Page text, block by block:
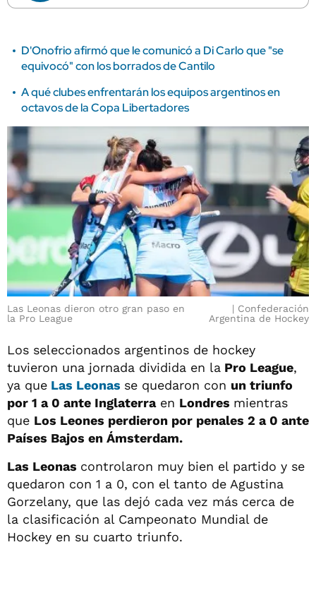
D'Onofrio afirmó que le comunicó a Di Carlo que "se
equivocó" con los borrados de Cantilo
A qué clubes enfrentarán los equipos argentinos en
octavos de la Copa Libertadores
Las Leonas dieron otro gran paso en
la Pro League
Confederación
Argentina de Hockey
Los seleccionados argentinos de hockey
tuvieron una jornada dividida en la Pro League,
ya que Las Leonas se quedaron con un triunfo
por 1 a 0 ante Inglaterraen Londres mientras
que Los Leones perdieron por penales 2 a 0 ante
Países Bajos en Ámsterdam.
Las Leonas controlaron muy bien el partido y se
quedaron con 1 a 0, con el tanto de Agustina
Gorzelany, que las dejó cada vez más cerca de
la clasificación al Campeonato Mundial de
Hockey en su cuarto triunfo.